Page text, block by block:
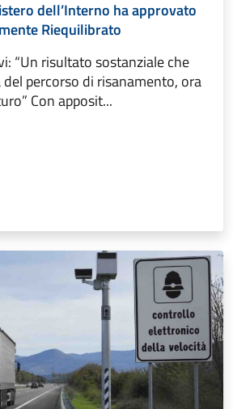
dell’Interno ha approvato
Riequilibrato
“Un risultato sostanziale che
percorso di risanamento, ora
Con apposit...